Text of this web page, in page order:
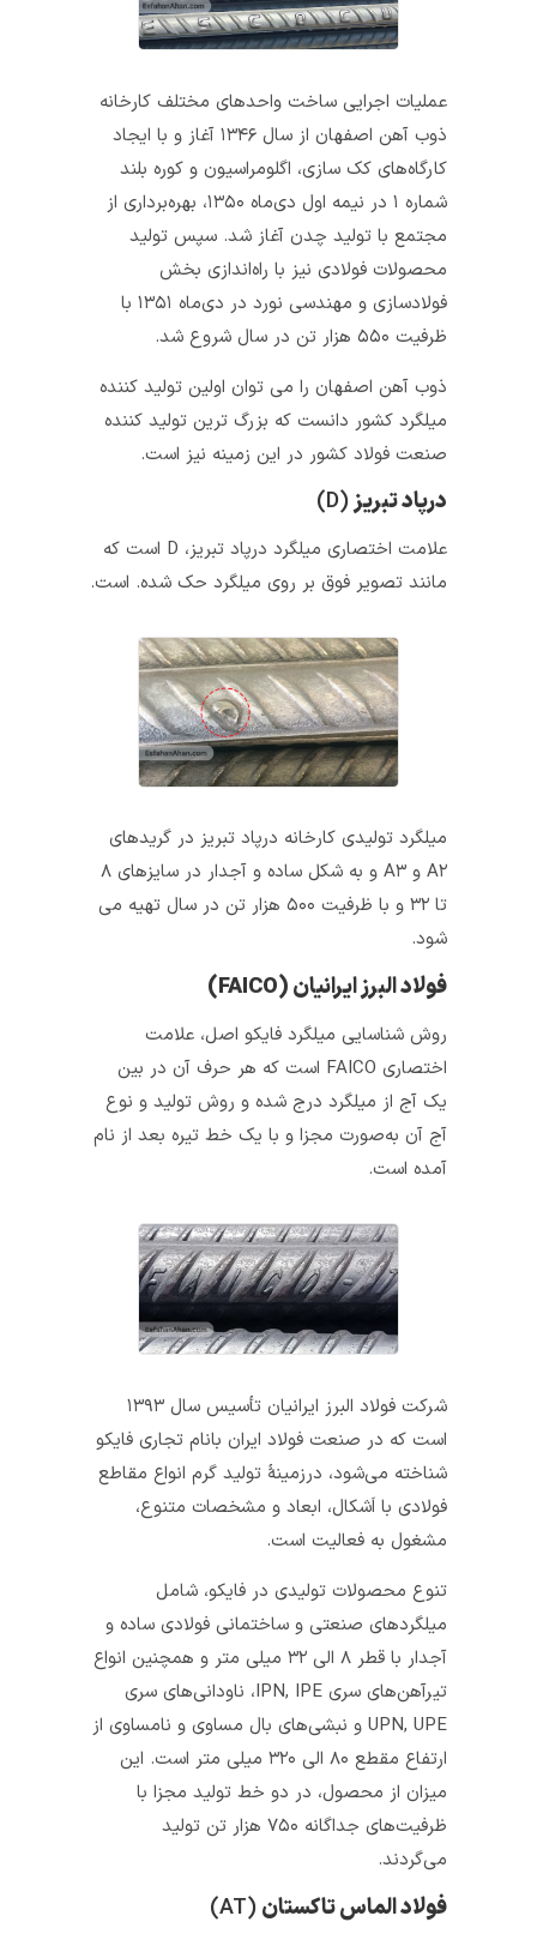
عملیات اجرایی ساخت واحدهای مختلف کارخانه
ذوب آهن اصفهان از سال ۱۳۴۶ آغاز و با ایجاد
کارگاه‌های کک سازی، اگلومراسیون و کوره بلند
شماره ۱ در نیمه اول دی‌ماه ۱۳۵۰، بهره‌برداری از
مجتمع با تولید چدن آغاز شد. سپس تولید
محصولات فولادی نیز با راه‌اندازی بخش
فولادسازی و مهندسی نورد در دی‌ماه ۱۳۵۱ با
ذوب آهن اصفهان را می‌ توان اولین تولید کننده
میلگرد کشور دانست که بزرگ‌ ترین تولید کننده
صنعت فولاد کشور در این زمینه نیز است.
درپاد تبریز(D)
علامت اختصاری میلگرد درپاد تبریز، D است که
مانند تصویر فوق بر روی میلگرد حک شده. است.
میلگرد تولیدی کارخانه درپاد تبریز در گریدهای
A۲ و A۳ و به شکل ساده و آجدار در سایزهای ۸
تا ۳۲ و با ظرفیت ۵۰۰ هزار تن در سال تهیه می‌
فولاد البرز ایرانیان (FAICO)
روش شناسایی میلگرد فایکو اصل، علامت
اختصاری FAICO است که هر حرف آن در بین
یک آج از میلگرد درج شده و روش تولید و نوع
آج آن به‌صورت مجزا و با یک خط تیره بعد از نام
آمده است.
شرکت فولاد البرز ایرانیان تأسیس سال ۱۳۹۳
است که در صنعت فولاد ایران بانام تجاری فایکو
شناخته می‌شود، درزمینهٔ تولید گرم انواع مقاطع
فولادی با اَشکال، ابعاد و مشخصات متنوع،
مشغول به فعالیت است.
تنوع محصولات تولیدی در فایکو، شامل
میلگردهای صنعتی و ساختمانی فولادی ساده و
آجدار با قطر ۸ الی ۳۲ میلی متر و همچنین انواع
تیرآهن‌های سری IPN, IPE، ناودانی‌های سری
UPN, UPE و نبشی‌های بال مساوی و نامساوی از
ارتفاع مقطع ۸۰ الی ۳۲۰ میلی متر است. این
میزان از محصول، در دو خط تولید مجزا با
ظرفیت‌های جداگانه ۷۵۰ هزار تن تولید
فولاد الماس تاکستان(AT)